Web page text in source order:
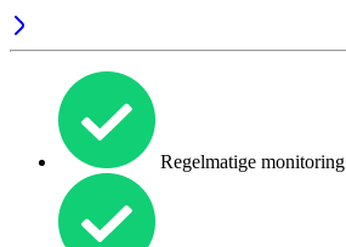
Regelmatige monitoring